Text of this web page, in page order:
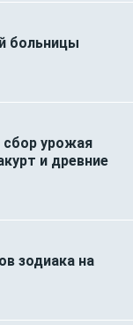
больницы
сбор урожая
и древние
зодиака на